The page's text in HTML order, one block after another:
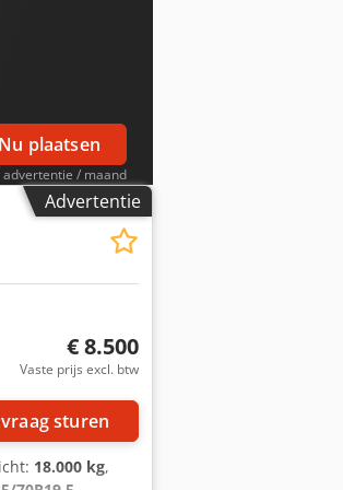
Nu plaatsen
/ maand
Advertentie
€ 8.500
Vaste prijs excl. btw
sturen
18.000 kg,